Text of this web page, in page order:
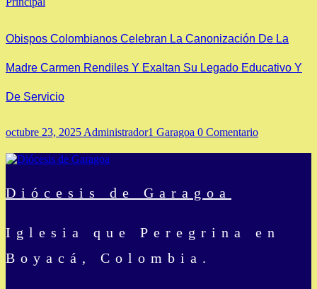
Obispos Colombianos Celebran La Canonización De La
Madre Carmen Rendiles Y Exaltan Su Legado Educativo Y
De Servicio
octubre 23, 2025 Administrador1 Garagoa 0 Comentario
Diócesis de Garagoa
Iglesia que Peregrina en
Boyacá, Colombia.